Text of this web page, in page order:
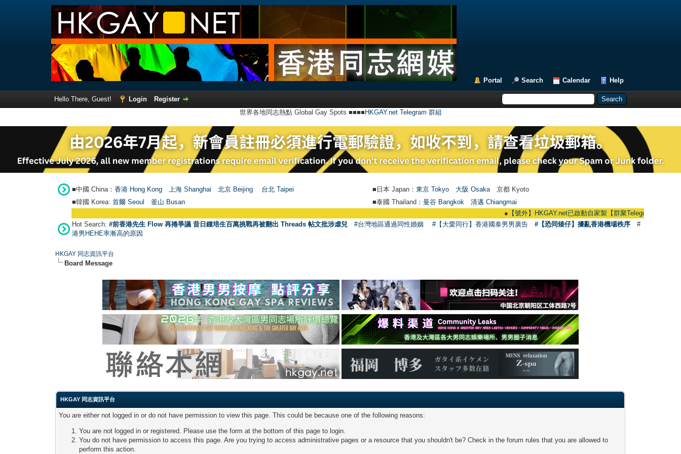
Portal Search Calendar Help
Hello There, Guest! Login
Register
世界各地同志熱點 Global Gay Spots ■■■■ HKGAY.net Telegram 群組
■中國 China： 香港 Hong Kong 上海 Shanghai 北京 Beijing 台北 Taipei ■日本 Japan： 東京 Tokyo 大阪 Osaka 京都 Kyoto
■韓國 Korea: 首爾 Seou 釜山 Busan ■泰國 Thailand： 曼谷 Bangkok
清邁 Chiangmai
【號外】HKGAY.net已啟動自家製【群聚Telegram群組】
Hot Search: #前香港先生 Flow 再捲爭議 昔日鍾培生百萬挑戰再被翻出 Threads 帖文批涉虐兒 #台灣地區通過同性婚姻 #【大愛同行】香港國泰男男廣告 #【恐同矮仔】擾亂香港機場秩序
#
港男HEHE率漸高的原因
HKGAY 同志資訊平台
Board Message
HKGAY 同志資訊平台
You are either not logged in or do not have permission to view this page. This could be because one of the following reasons:
You are not logged in or registered. Please use the form at the bottom of this page to login.
You do not have permission to access this page. Are you trying to access administrative pages or a resource that you shouldn't be? Check in the forum rules that you are allowed to
perform this action.